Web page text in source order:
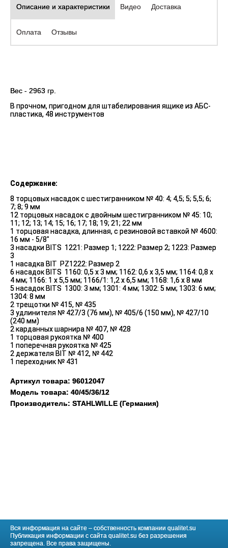
Описание и характеристики Видео Доставка
Оплата Отзывы
Вес - 2963 гр.
В прочном, пригодном для штабелирования ящике из АБС-
пластика, 48 инструментов
Содержание:
8 торцовых насадок с шестигранником № 40: 4; 4,5; 5; 5,5; 6;
7; 8; 9 мм
12 торцовых насадок с двойным шестигранником № 45: 10;
11; 12; 13; 14; 15; 16; 17; 18; 19; 21; 22 мм
1 торцовая насадка, длинная, с резиновой вставкой № 4600:
16 мм - 5/8"
3 насадки BITS 1221: Размер 1; 1222: Размер 2; 1223: Размер
3
1 насадка BIT PZ1222: Размер 2
6 насадoк BITS 1160: 0,5 x 3 мм; 1162: 0,6 x 3,5 мм; 1164: 0,8 x
4 мм; 1166: 1 x 5,5 мм; 1166/1: 1,2 x 6,5 мм; 1168: 1,6 x 8 мм
5 насадoк BITS 1300: 3 мм; 1301: 4 мм; 1302: 5 мм; 1303: 6 мм;
1304: 8 мм
2 трещотки № 415, № 435
3 удлинителя № 427/3 (76 мм), № 405/6 (150 мм), № 427/10
(240 мм)
2 карданных шарнира № 407, № 428
1 торцовая рукоятка № 400
1 поперечная рукоятка № 425
2 держателя BIT № 412, № 442
1 переходник № 431
Артикул товара: 96012047
Модель товара: 40/45/36/12
Производитель: STAHLWILLE (Германия)
Вся информация на сайте – собственность компании qualitet.su
Публикация информации с сайта qualitet.su без разрешения
запрещена. Все права защищены.